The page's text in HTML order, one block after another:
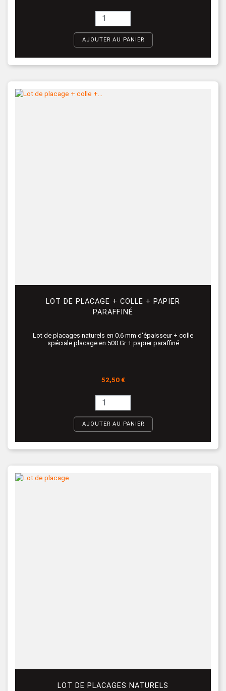
AJOUTER AU PANIER
LOT DE PLACAGE + COLLE + PAPIER
PARAFFINÉ
Lot de placages naturels en 0.6 mm d'épaisseur + colle
spéciale placage en 500 Gr + papier paraffiné
Prix
52,50 €
AJOUTER AU PANIER
LOT DE PLACAGES NATURELS